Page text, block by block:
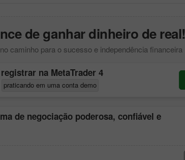
de ganhar dinheiro de real!
caminho para o sucesso e independência financeira
na MetaTrader 4
praticando em uma conta demo
de negociação poderosa, confiável e